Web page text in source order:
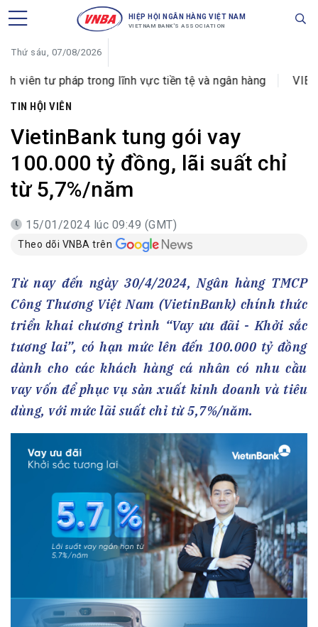
HIỆP HỘI NGÂN HÀNG VIỆT NAM
VIETNAM BANK'S ASSOCIATION
Thứ sáu, 07/08/2026
pháp trong lĩnh vực tiền tệ và ngân hàng VIB đổi tên
TIN HỘI VIÊN
VietinBank tung gói vay
100.000 tỷ đồng, lãi suất chỉ
từ 5,7%/năm
15/01/2024 lúc 09:49 (GMT)
Theo dõi VNBA trên
Từ nay đến ngày 30/4/2024, Ngân hàng TMCP
Công Thương Việt Nam (VietinBank) chính thức
triển khai chương trình “Vay ưu đãi - Khởi sắc
tương lai”, có hạn mức lên đến 100.000 tỷ đồng
dành cho các khách hàng cá nhân có nhu cầu
vay vốn để phục vụ sản xuất kinh doanh và tiêu
dùng, với mức lãi suất chỉ từ 5,7%/năm.